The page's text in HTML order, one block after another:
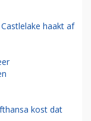
haakt af
kost dat